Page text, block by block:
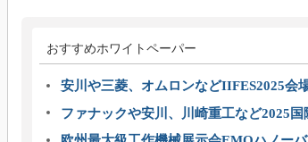
おすすめホワイトペーパー
安川や三菱、オムロンなどIIFES2025会
ファナックや安川、川崎重工など2025